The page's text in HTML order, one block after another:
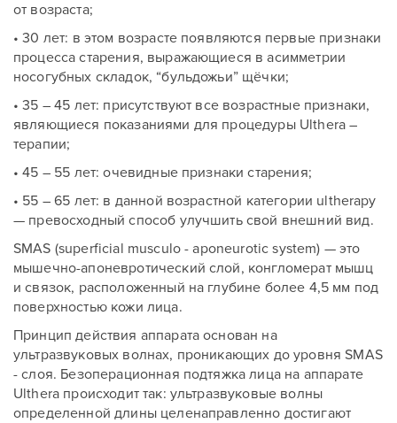
от возраста;
• 30 лет: в этом возрасте появляются первые признаки
процесса старения, выражающиеся в асимметрии
носогубных складок, “бульдожьи” щёчки;
• 35 – 45 лет: присутствуют все возрастные признаки,
являющиеся показаниями для процедуры Ulthera –
терапии;
• 45 – 55 лет: очевидные признаки старения;
• 55 – 65 лет: в данной возрастной категории ultherapy
— превосходный способ улучшить свой внешний вид.
SMAS (superficial musculo - aponeurotic system) — это
мышечно-апоневротический слой, конгломерат мышц
и связок, расположенный на глубине более 4,5 мм под
поверхностью кожи лица.
Принцип действия аппарата основан на
ультразвуковых волнах, проникающих до уровня SMAS
- слоя. Безоперационная подтяжка лица на аппарате
Ulthera происходит так: ультразвуковые волны
определенной длины целенаправленно достигают